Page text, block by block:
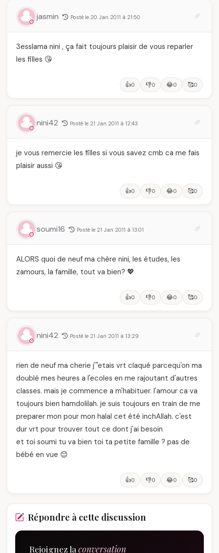
jasmin Posté le 20 Jan 2011 à 21:50
3esslama nini , ça fait toujours plaisir de vous reparler
les filles 😘
👍0 👎0 😂0 🥰0
nini42 Posté le 21 Jan 2011 à 12:43
je vous remercie les filles si vous savez cmb ca me fais
plaisir aussi 😘
👍0 👎0 😂0 🥰0
soumi16 Posté le 21 Jan 2011 à 13:01
ALORS quoi de neuf ma chère nini, les études, les
zamours, la famille, tout va bien? 💖
👍0 👎0 😂0 🥰0
nini42 Posté le 21 Jan 2011 à 13:29
rien de neuf ma cherie j'"etais vrt claqué parcequ'on ma
doublé mes heures a l'ecoles en me rajoutant d'autres
classes. mais je commence a m'habituer. l'amour ca va
toujours bien hamdolilah. je suis toujours en train de me
preparer mon pour mon halal cet été inchAllah. c'est
dur vrt pour trouver tout ce dont j'ai besoin
et toi soumi tu va bien toi ta petite famille ? pas de
bébé en vue 😊
👍0 👎0 😂0 🥰0
Répondre à cette discussion
Rejoignez la conversation